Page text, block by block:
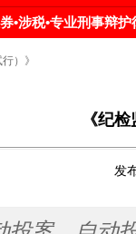
•涉税•专业刑事辩护
）》
《纪
发